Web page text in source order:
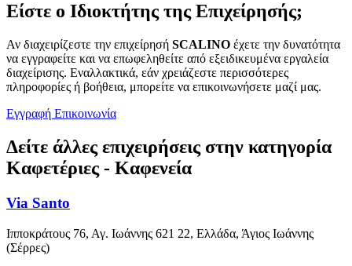
Είστε ο Ιδιοκτήτης της Επιχείρησής;
Αν διαχειρίζεστε την επιχείρησή SCALINO έχετε την δυνατότητα
να εγγραφείτε και να επωφεληθείτε από εξειδικευμένα εργαλεία
διαχείρισης. Εναλλακτικά, εάν χρειάζεστε περισσότερες
πληροφορίες ή βοήθεια, μπορείτε να επικοινωνήσετε μαζί μας.
Εγγραφή Επικοινωνία
Δείτε άλλες επιχειρήσεις στην κατηγορία
Καφετέριες - Καφενεία
Via Santo
Ιπποκράτους 76, Αγ. Ιωάννης 621 22, Ελλάδα, Άγιος Ιωάννης
(Σέρρες)